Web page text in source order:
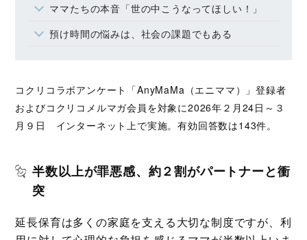
ママたちの本音「世の中こうなってほしい！」
預け時間の悩みは、社会の課題でもある
コクリコラボアンケート「AnyMaMa（エニママ）」登録者
およびコクリコメルマガ会員を対象に2026年２月24日～３
月９日 インターネット上で実施。有効回答数は143件。
半数以上が罪悪感、約２割がパートナーと衝
突
延長保育は多くの家庭を支える大切な制度ですが、利